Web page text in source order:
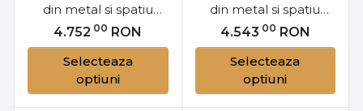
din metal si spatiu
pentru depozitare,
180x200 cm, Caramel
M181, Eltap
4.752 00 RON
Selecteaza
optiuni
din metal si spatiu
pentru depozitare,
160x200 cm, Caramel
M161, Eltap
4.543 00 RON
Selecteaza
optiuni